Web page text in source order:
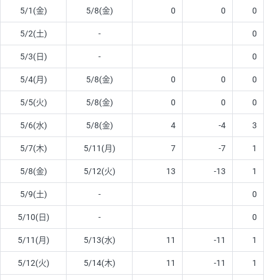
5/1(金) 5/8(金) 0 0 0
5/2(土) - 0
5/3(日) - 0
5/4(月) 5/8(金) 0 0 0
5/5(火) 5/8(金) 0 0 0
5/6(水) 5/8(金) 4 -4 3
5/7(木) 5/11(月) 7 -7 1
5/8(金) 5/12(火) 13 -13 1
5/9(土) - 0
5/10(日) - 0
5/11(月) 5/13(水) 11 -11 1
5/12(火) 5/14(木) 11 -11 1